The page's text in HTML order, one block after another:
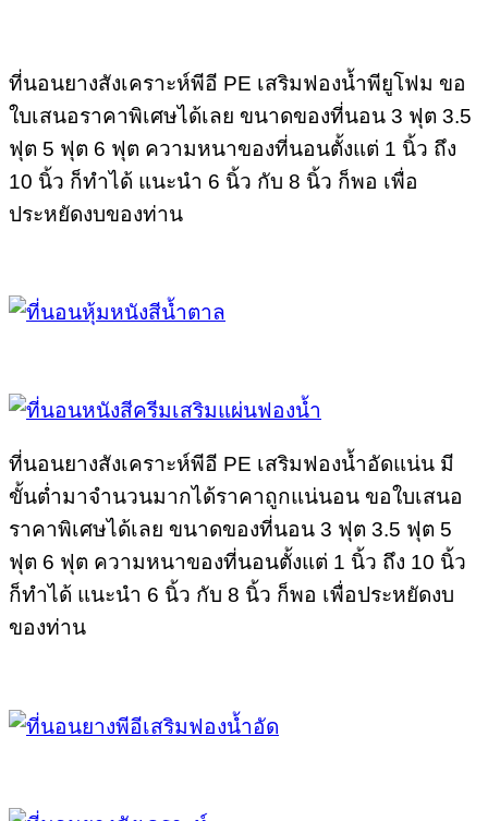
ที่นอนยางสังเคราะห์พีอี PE เสริมฟองน้ำพียูโฟม ขอ
ใบเสนอราคาพิเศษได้เลย ขนาดของที่นอน 3 ฟุต 3.5
ฟุต 5 ฟุต 6 ฟุต ความหนาของที่นอนตั้งแต่ 1 นิ้ว ถึง
10 นิ้ว ก็ทำได้ แนะนำ 6 นิ้ว กับ 8 นิ้ว ก็พอ เพื่อ
ประหยัดงบของท่าน
ที่นอนยางสังเคราะห์พีอี PE เสริมฟองน้ำอัดแน่น มี
ขั้นต่ำมาจำนวนมากได้ราคาถูกแน่นอน ขอใบเสนอ
ราคาพิเศษได้เลย ขนาดของที่นอน 3 ฟุต 3.5 ฟุต 5
ฟุต 6 ฟุต ความหนาของที่นอนตั้งแต่ 1 นิ้ว ถึง 10 นิ้ว
ก็ทำได้ แนะนำ 6 นิ้ว กับ 8 นิ้ว ก็พอ เพื่อประหยัดงบ
ของท่าน